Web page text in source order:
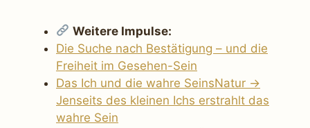
Weitere Impulse:
Die Suche nach Bestätigung – und die
Freiheit im Gesehen-Sein
Das Ich und die wahre SeinsNatur →
Jenseits des kleinen Ichs erstrahlt das
wahre Sein